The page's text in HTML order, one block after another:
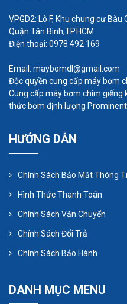
phân bổ khí đến các ao
Máy thổi khí con sò
tâm, giúp máy chống
động.
Lắp đặt một cách dễ
bằng phẳng và gắn vít
phải không nào.
VPGD2: Lô F, Khu chung cư
Quận Tân Bình,TP.HCM
Điện thoại: 0978 492 169
Email: maybomdl@gmail.com
Độc quyền cung cấp máy bơm
Cung cấp máy bơm chìm giếng
thức bơm định lượng Prominent
HƯỚNG DẪN
Chính Sách Bảo Mật Thông
Hình Thức Thanh Toán
Chính Sách Vận Chuyển
Chính Sách Đổi Trả
Chính Sách Bảo Hành
DANH MỤC MENU